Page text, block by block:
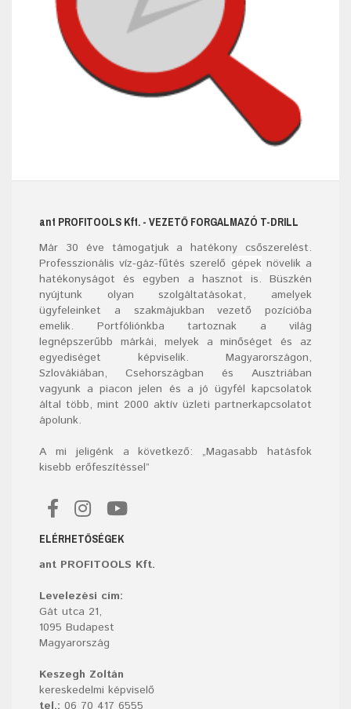
ant PROFITOOLS Kft. - VEZETŐ FORGALMAZÓ T-DRILL
Már 30 éve támogatjuk a hatékony csőszerelést.
Professzionális víz-gáz-fűtés szerelő gépeknövelik a
hatékonyságot és egyben a hasznot is. Büszkén
nyújtunk olyan szolgáltatásokat, amelyek
ügyfeleinket a szakmájukban vezető pozícióba
emelik. Portfóliónkba tartoznak a világ
legnépszerűbb márkái, melyek a minőséget és az
egyediséget képviselik. Magyarországon,
Szlovákiában, Csehországban és Ausztriában
vagyunk a piacon jelen és a jó ügyfél kapcsolatok
által több, mint 2000 aktív üzleti partnerkapcsolatot
ápolunk.
A mi jeligénk a következő: „Magasabb hatásfok
kisebb erőfeszítéssel”
ELÉRHETŐSÉGEK
ant PROFITOOLS Kft.
Levelezési cím:
Gát utca 21,
1095 Budapest
Magyarország
Keszegh Zoltán
kereskedelmi képviselő